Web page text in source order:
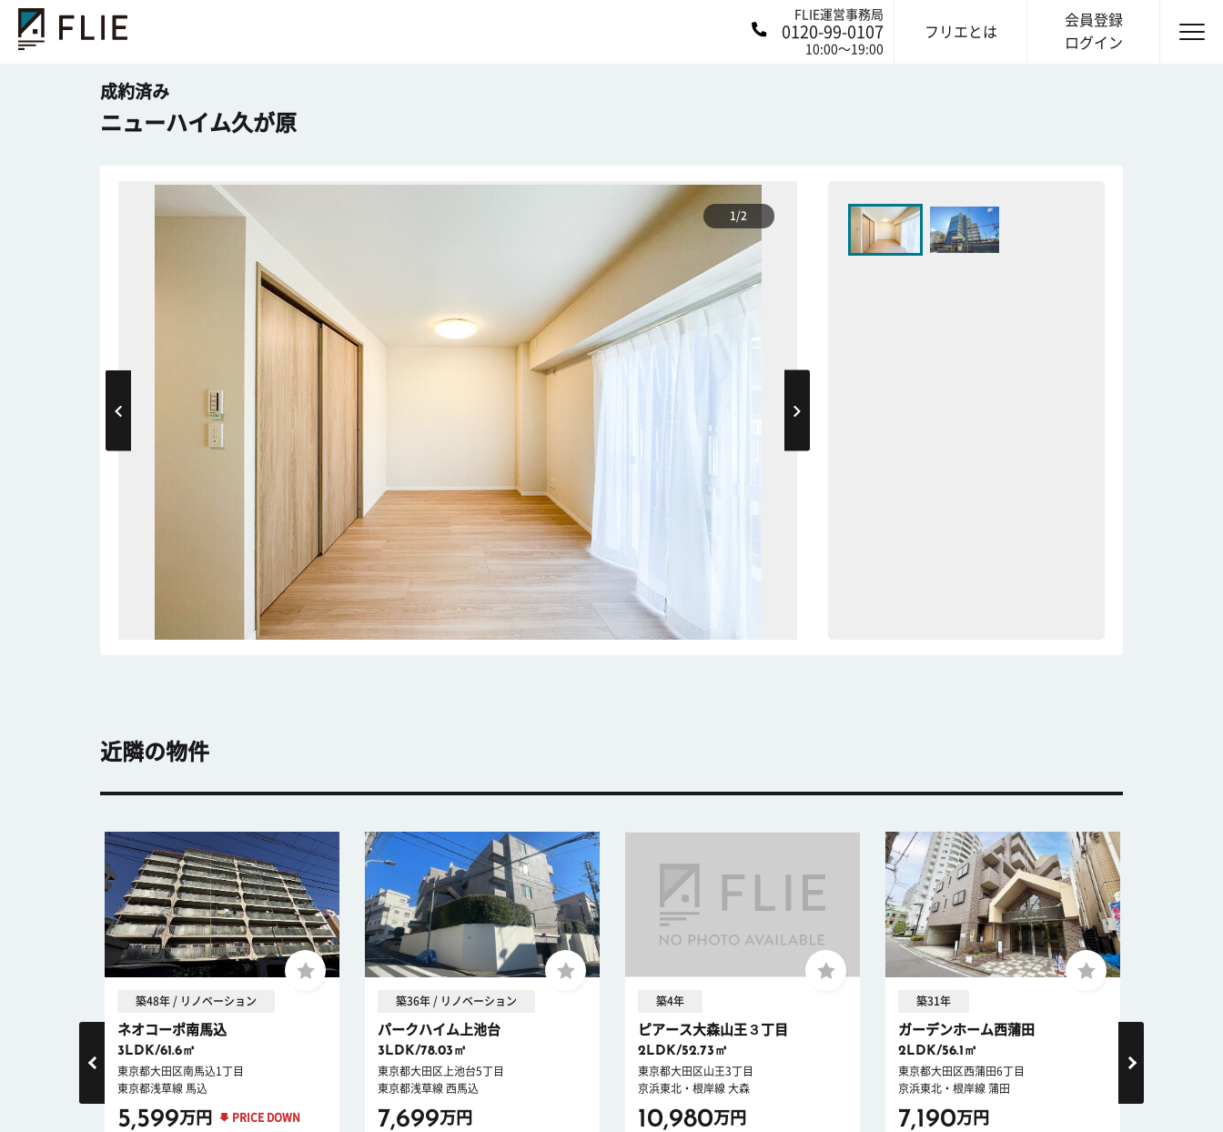
FLIE運営事務局
0120-99-0107
10:00〜19:00
フリエとは
会員登録
ログイン
成約済み
ニューハイム久が原
1/2
近隣の物件
築48年 / リノベーション
ネオコーポ南馬込
3LDK/61.6㎡
東京都大田区南馬込1丁目
東京都浅草線 馬込
5,599万円 PRICE DOWN
築36年 / リノベーション
パークハイム上池台
3LDK/78.03㎡
東京都大田区上池台5丁目
東京都浅草線 西馬込
7,699万円
築4年
ピアース大森山王３丁目
2LDK/52.73㎡
東京都大田区山王3丁目
京浜東北・根岸線 大森
10,980万円
築31年
ガーデンホーム西蒲田
2LDK/56.1㎡
東京都大田区西蒲田6丁目
京浜東北・根岸線 蒲田
7,190万円